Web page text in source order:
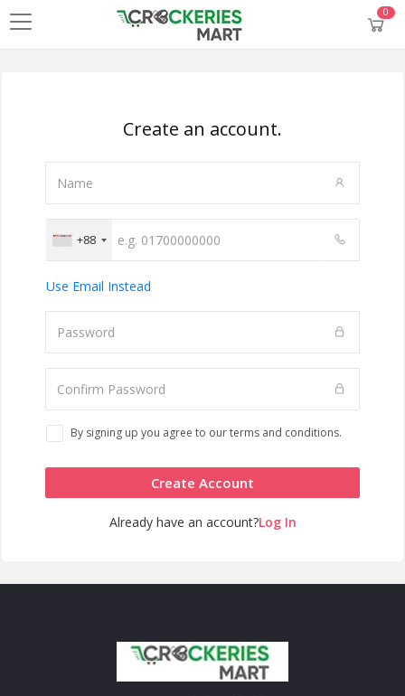
0
Create an account.
+88
Use Email Instead
By signing up you agree to our terms and conditions.
Create Account
Already have an account?Log In